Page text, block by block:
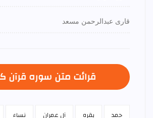
قاری عبدالرحمن مسعد
قرائت متن سوره قرآن
حمد بقره آل عمران نساء